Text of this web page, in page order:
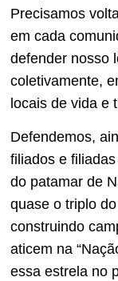
Precisamos
em cada
defender nosso
coletivamente,
locais de vida e
Defendemos,
filiados e
do patamar de
quase o triplo
construindo
aticem na
essa estrela no